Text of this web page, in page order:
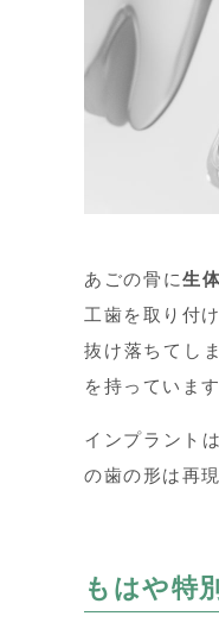
あごの骨に生
工歯を取り付
抜け落ちてし
を持っています
インプラント
の歯の形は再
もはや特